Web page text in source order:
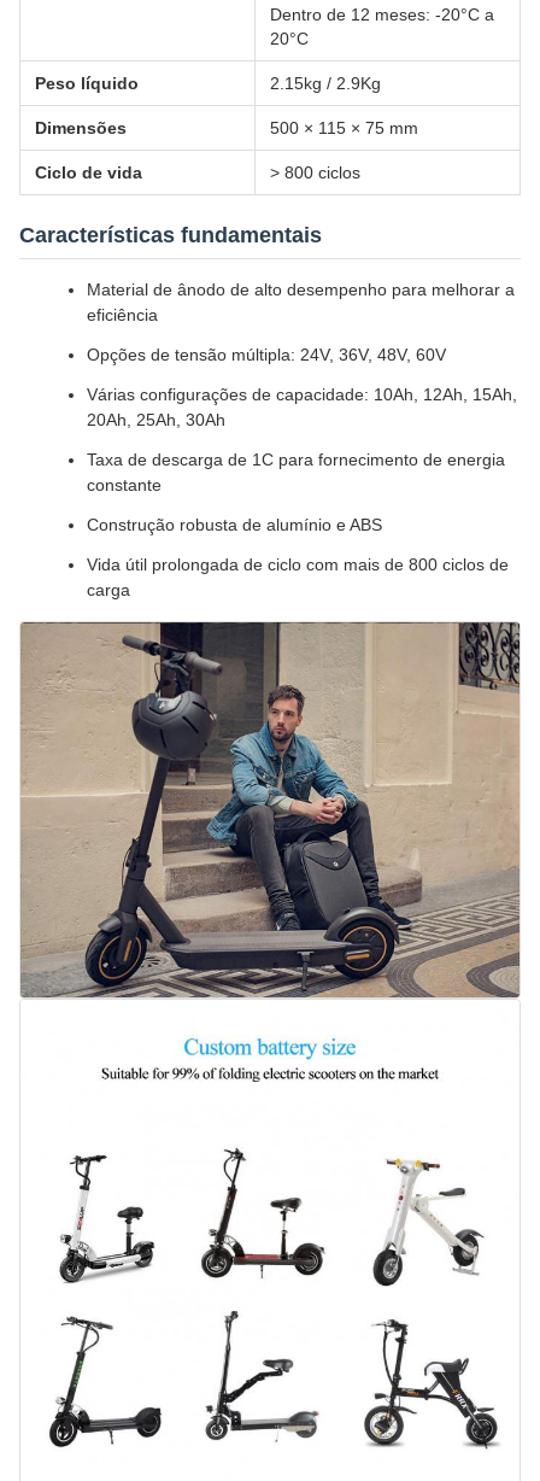
Dentro de 12 meses: -20°C a
20°C
Peso líquido 2.15kg / 2.9Kg
Dimensões 500 × 115 × 75 mm
Ciclo de vida > 800 ciclos
Características fundamentais
Material de ânodo de alto desempenho para melhorar a
eficiência
Opções de tensão múltipla: 24V, 36V, 48V, 60V
Várias configurações de capacidade: 10Ah, 12Ah, 15Ah,
20Ah, 25Ah, 30Ah
Taxa de descarga de 1C para fornecimento de energia
constante
Construção robusta de alumínio e ABS
Vida útil prolongada de ciclo com mais de 800 ciclos de
carga